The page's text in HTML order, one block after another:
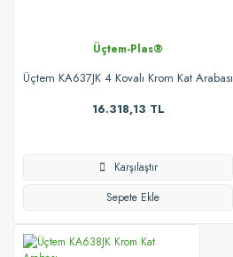
Üçtem-Plas®
Üçtem KA637JK 4 Kovalı Krom Kat Arabası
16.318,13 TL
Karşılaştır
Sepete Ekle